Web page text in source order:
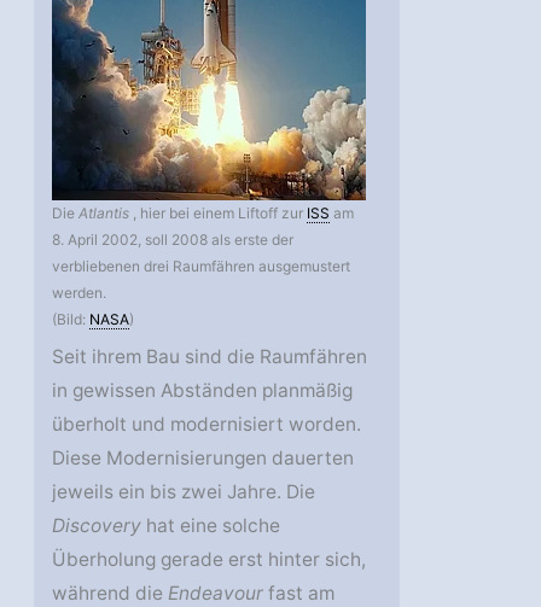
DieAtlantis , hier bei einem Liftoff zur ISS am
8. April 2002, soll 2008 als erste der
verbliebenen drei Raumfähren ausgemustert
werden.
(Bild: NASA)
Seit ihrem Bau sind die Raumfähren
in gewissen Abständen planmäßig
überholt und modernisiert worden.
Diese Modernisierungen dauerten
jeweils ein bis zwei Jahre. Die
Discovery hat eine solche
Überholung gerade erst hinter sich,
während dieEndeavour fast am